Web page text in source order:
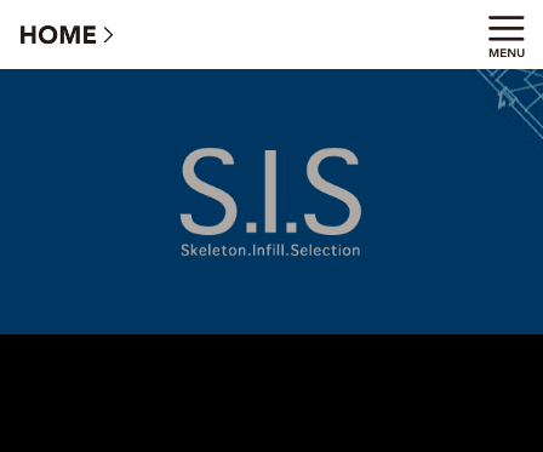
S.I.S（シス）- スケルトンインフィルの家